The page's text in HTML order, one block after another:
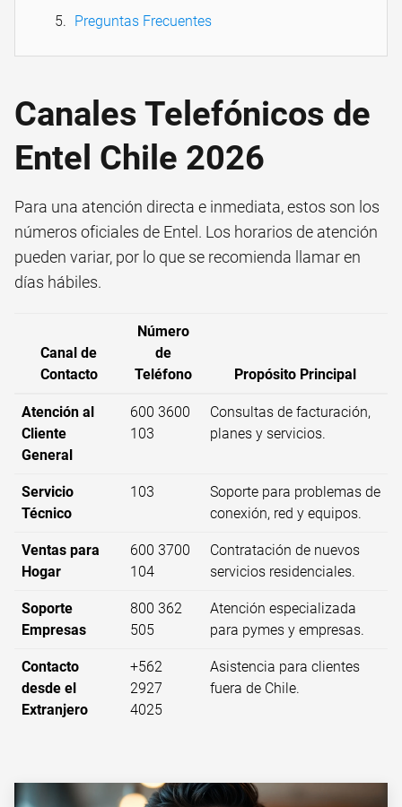
Preguntas Frecuentes
Canales Telefónicos de
Entel Chile 2026
Para una atención directa e inmediata, estos son los
números oficiales de Entel. Los horarios de atención
pueden variar, por lo que se recomienda llamar en
días hábiles.
Canal de
Contacto
Número
de
Teléfono
Propósito Principal
Atención al
Cliente
General
600 3600
103
Consultas de facturación,
planes y servicios.
Servicio
Técnico
103
Soporte para problemas de
conexión, red y equipos.
Ventas para
Hogar
600 3700
104
Contratación de nuevos
servicios residenciales.
Soporte
Empresas
800 362
505
Atención especializada
para pymes y empresas.
Contacto
desde el
Extranjero
+562
2927
4025
Asistencia para clientes
fuera de Chile.